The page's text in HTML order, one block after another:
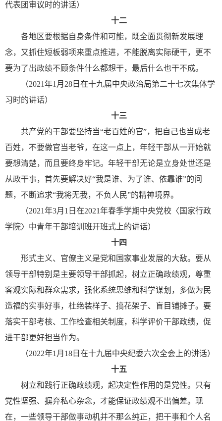
代表团审议时的讲话）
十二
各地区要根据自身条件和可能，既全面贯彻新发展理
念，又抓住短板弱项来重点推进，不能脱离实际硬干，更不
要为了出政绩不顾条件什么都想干，最后什么也干不成。
（2021年1月28日在十九届中央政治局第二十七次集体学
习时的讲话）
十三
共产党的干部要坚持当“老百姓的官”，把自己也当成老
百姓，不要做官当老爷，在这一点上，年轻干部从一开始就
要想清楚，而且要终身牢记。年轻干部无论是立身处世还是
从政干事，首先要解决好“我是谁、为了谁、依靠谁”的问
题，不断追求“我将无我，不负人民”的精神境界。
（2021年3月1日在2021年春季学期中央党校〈国家行政
学院〉中青年干部培训班开班式上的讲话）
十四
形式主义、官僚主义是党和国家事业发展的大敌。要从
领导干部特别是主要领导干部抓起，树立正确政绩观，尊重
客观实际和群众需求，强化系统思维和科学谋划，多做为民
造福的实事好事，杜绝装样子、搞花架子、盲目铺摊子。要
落实干部考核、工作检查相关制度，科学评价干部政绩，促
进干部更好担当作为。
（2022年1月18日在十九届中央纪委六次全会上的讲话）
十五
树立和践行正确政绩观，起决定性作用的是党性。只有
党性坚强、摒弃私心杂念，才能保证政绩观不出偏差。现
在，一些领导干部做事动机并不那么纯正，把干事和个人名